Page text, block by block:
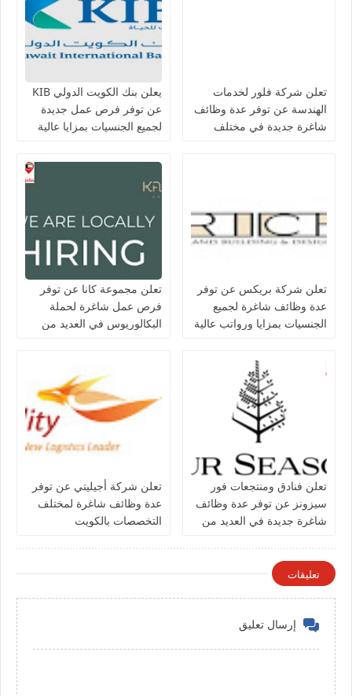
تعلن شركة فلور لخدمات
الهندسة عن توفر عدة وظائف
شاغرة جديدة في مختلف
يعلن بنك الكويت الدولي KIB
عن توفر فرص عمل جديدة
لجميع الجنسيات بمزايا عالية
تعلن شركة بريكس عن توفر
عدة وظائف شاغرة لجميع
الجنسيات بمزايا ورواتب عالية
تعلن مجموعة كانا عن توفر
فرص عمل شاغرة لحملة
البكالوريوس في العديد من
تعلن فنادق ومنتجعات فور
سيزونز‏ عن توفر عدة وظائف
شاغرة جديدة في العديد من
تعلن شركة أجيليتي عن توفر
عدة وظائف شاغرة لمختلف
التخصصات بالكويت
تعليقات
إرسال تعليق